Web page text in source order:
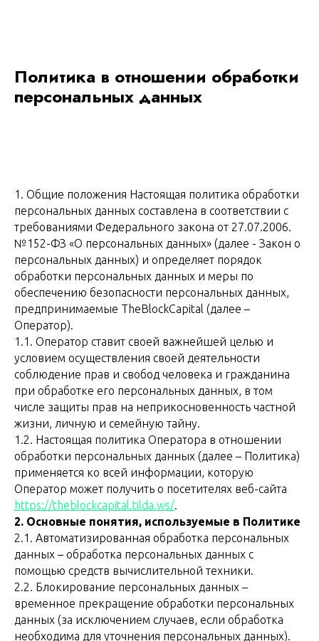
Политика в отношении обработки
персональных данных
1. Общие положения Настоящая политика обработки
персональных данных составлена в соответствии с
требованиями Федерального закона от 27.07.2006.
№152-ФЗ «О персональных данных» (далее - Закон о
персональных данных) и определяет порядок
обработки персональных данных и меры по
обеспечению безопасности персональных данных,
предпринимаемые TheBlockCapital (далее –
Оператор).
1.1. Оператор ставит своей важнейшей целью и
условием осуществления своей деятельности
соблюдение прав и свобод человека и гражданина
при обработке его персональных данных, в том
числе защиты прав на неприкосновенность частной
жизни, личную и семейную тайну.
1.2. Настоящая политика Оператора в отношении
обработки персональных данных (далее – Политика)
применяется ко всей информации, которую
Оператор может получить о посетителях веб-сайта
https://theblockcapital.tilda.ws/.
2. Основные понятия, используемые в Политике
2.1. Автоматизированная обработка персональных
данных – обработка персональных данных с
помощью средств вычислительной техники.
2.2. Блокирование персональных данных –
временное прекращение обработки персональных
данных (за исключением случаев, если обработка
необходима для уточнения персональных данных).